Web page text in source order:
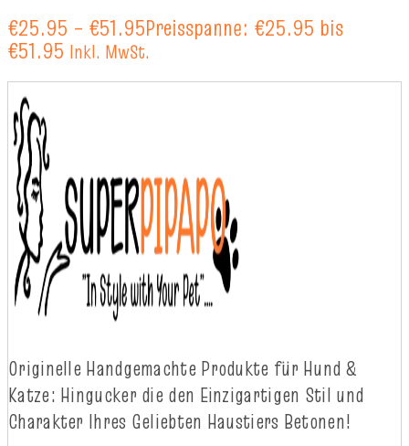
€25.95 – €51.95Preisspanne: €25.95 bis
€51.95 Inkl. MwSt.
Originelle Handgemachte Produkte für Hund &
Katze: Hingucker die den Einzigartigen Stil und
Charakter Ihres Geliebten Haustiers Betonen!